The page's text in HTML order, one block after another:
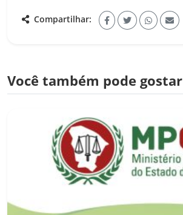
Compartilhar:
Você também pode gostar